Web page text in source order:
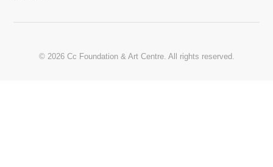
© 2026 Cc Foundation & Art Centre. All rights reserved.